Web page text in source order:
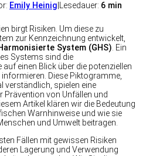
Emily Heinig Lesedauer: 6 min
birgt Risiken. Um diese zu
zur Kennzeichnung entwickelt,
System (GHS) . Ein
Systems sind die
einen Blick über die potenziellen
Diese Piktogramme,
verständlich, spielen eine
Prävention von Unfällen und
Artikel klären wir die Bedeutung
Warnhinweise und wie sie
und Umwelt beitragen.
Fällen mit gewissen Risiken
Lagerung und Verwendung